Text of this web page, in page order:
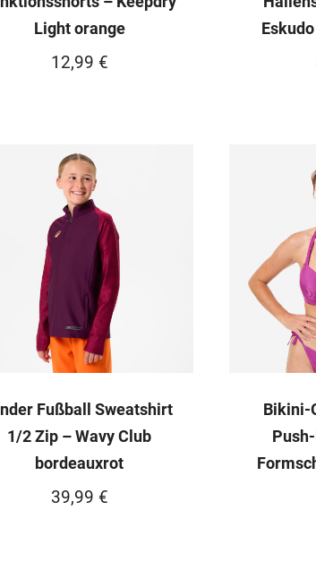
Light orange
12,99 €
Fußball Sweatshirt
1/2 Zip – Wavy Club
bordeauxrot
39,99 €
Bikini-